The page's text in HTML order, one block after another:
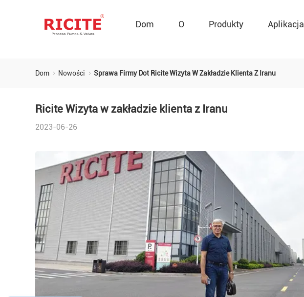
Dom O Produkty Aplikacja
Dom Nowości Sprawa Firmy Dot Ricite Wizyta W Zakładzie Klienta Z Iranu
Ricite Wizyta w zakładzie klienta z Iranu
2023-06-26